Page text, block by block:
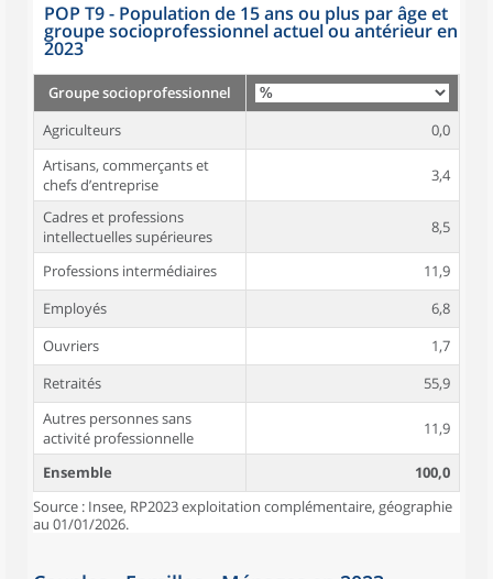
POP T9 - Population de 15 ans ou plus par âge et
groupe socioprofessionnel actuel ou antérieur en
2023
Groupe socioprofessionnel
Agriculteurs
0,0
Artisans, commerçants et
chefs d’entreprise
3,4
Cadres et professions
intellectuelles supérieures
8,5
Professions intermédiaires
11,9
Employés
6,8
Ouvriers
1,7
Retraités
55,9
Autres personnes sans
activité professionnelle
11,9
Ensemble
100,0
Source : Insee, RP2023 exploitation complémentaire, géographie
au 01/01/2026.